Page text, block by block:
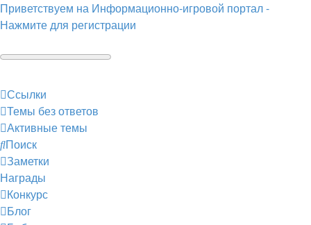
Приветствуем на Информационно-игровой портал -
Нажмите для регистрации
Ссылки
Темы без ответов
Активные темы
Поиск
Заметки
Награды
Конкурс
Блог